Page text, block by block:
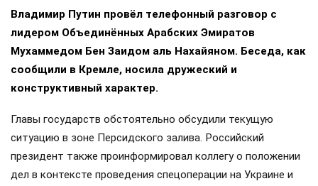
Владимир Путин провёл телефонный разговор с
лидером Объединённых Арабских Эмиратов
Мухаммедом Бен Заидом аль Нахайяном. Беседа, как
сообщили в Кремле, носила дружеский и
конструктивный характер.
Главы государств обстоятельно обсудили текущую
ситуацию в зоне Персидского залива. Российский
президент также проинформировал коллегу о положении
дел в контексте проведения спецоперации на Украине и